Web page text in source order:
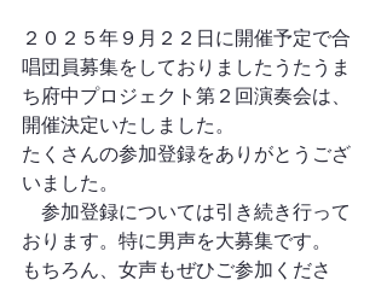
２０２５年９月２２日に開催予定で合
唱団員募集をしておりましたうたうま
ち府中プロジェクト第２回演奏会は、
開催決定いたしました。
たくさんの参加登録をありがとうござ
いました。
参加登録については引き続き行って
おります。特に男声を大募集です。
もちろん、女声もぜひご参加くださ